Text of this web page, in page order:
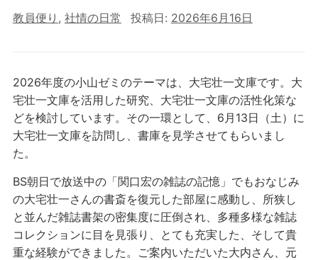
教員便り , 社情の日常 投稿日: 2026年6月16日
2026年度の小山ゼミのテーマは、大宅壮一文庫です。大
宅壮一文庫を活用した研究、大宅壮一文庫の活性化策な
どを検討しています。その一環として、6月13日（土）に
大宅壮一文庫を訪問し、書庫を見学させてもらいまし
た。
BS朝日で放送中の「関口宏の雑誌の記憶」でもおなじみ
の大宅壮一さんの書斎を復元した部屋に感動し、所狭し
と並んだ雑誌書架の密集度に圧倒され、多種多様な雑誌
コレクションに目を見張り、とても充実した、そして貴
重な経験ができました。ご案内いただいた大内さん、元